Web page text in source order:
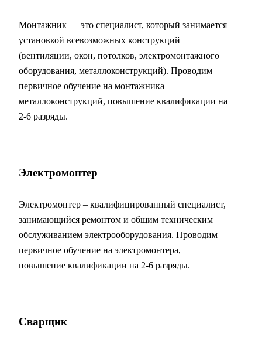
Монтажник — это специалист, который занимается
установкой всевозможных конструкций
(вентиляции, окон, потолков, электромонтажного
оборудования, металлоконструкций). Проводим
первичное обучение на монтажника
металлоконструкций, повышение квалификации на
2-6 разряды.
Электромонтер
Электромонтер – квалифицированный специалист,
занимающийся ремонтом и общим техническим
обслуживанием электрооборудования. Проводим
первичное обучение на электромонтера,
повышение квалификации на 2-6 разряды.
Сварщик